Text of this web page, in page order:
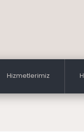
Hizmetlerimiz